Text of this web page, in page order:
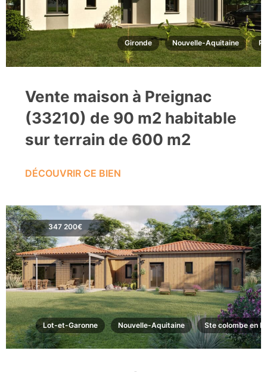
Gironde Nouvelle-Aquitaine
Vente maison à Preignac
(33210) de 90 m2 habitable
sur terrain de 600 m2
DÉCOUVRIR CE BIEN
347 200€
Lot-et-Garonne Nouvelle-Aquitaine Ste colombe en